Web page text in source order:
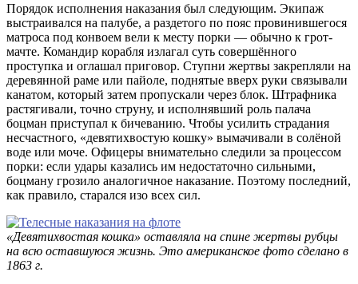
Порядок исполнения наказания был следующим. Экипаж
выстраивался на палубе, а раздетого по пояс провинившегося
матроса под конвоем вели к месту порки — обычно к грот-
мачте. Командир корабля излагал суть совершённого
проступка и оглашал приговор. Ступни жертвы закрепляли на
деревянной раме или пайоле, поднятые вверх руки связывали
канатом, который затем пропускали через блок. Штрафника
растягивали, точно струну, и исполнявший роль палача
боцман приступал к бичеванию. Чтобы усилить страдания
несчастного, «девятихвостую кошку» вымачивали в солёной
воде или моче. Офицеры внимательно следили за процессом
порки: если удары казались им недостаточно сильными,
боцману грозило аналогичное наказание. Поэтому последний,
как правило, старался изо всех сил.
«Девятихвостая кошка» оставляла на спине жертвы рубцы
на всю оставшуюся жизнь. Это американское фото сделано в
1863 г.